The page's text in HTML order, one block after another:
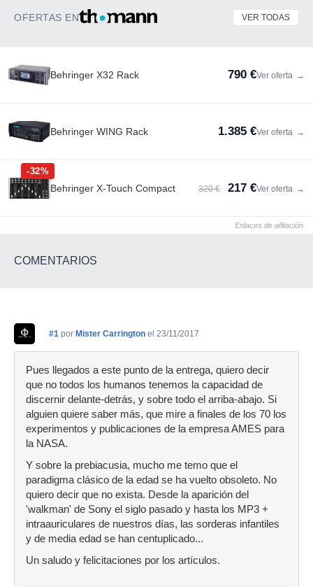
OFERTAS EN VER TODAS
Behringer X32 Rack 790 €Ver oferta →
Behringer WING Rack 1.385 €Ver oferta →
-32%
Behringer X-Touch Compact 320 € 217 €Ver oferta →
Enlaces de afiliación
COMENTARIOS
#1 por Mister Carrington el 23/11/2017
Pues llegados a este punto de la entrega, quiero decir
que no todos los humanos tenemos la capacidad de
discernir delante-detrás, y sobre todo el arriba-abajo. Si
alguien quiere saber más, que mire a finales de los 70 los
experimentos y publicaciones de la empresa AMES para
la NASA.
Y sobre la prebiacusia, mucho me temo que el
paradigma clásico de la edad se ha vuelto obsoleto. No
quiero decir que no exista. Desde la aparición del
'walkman' de Sony el siglo pasado y hasta los MP3 +
intraauriculares de nuestros días, las sorderas infantiles
y de media edad se han centuplicado...
Un saludo y felicitaciones por los artículos.